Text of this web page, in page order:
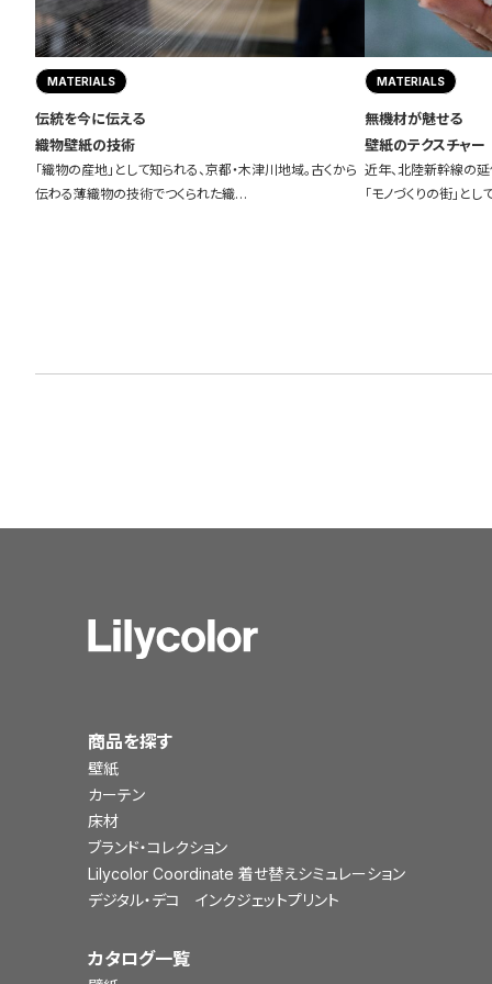
MATERIALS
伝統を今に伝える
織物壁紙の技術
「織物の産地」として知られる、京都・木津川地域。古くから
伝わる薄織物の技術でつくられた織…
MATERIALS
無機材が魅せる
壁紙のテクスチャー
近年、北陸新幹線の
「モノづくりの街」と
商品を探す
壁紙
カーテン
床材
ブランド・コレクション
Lilycolor Coordinate 着せ替えシミュレーション
デジタル・デコ インクジェットプリント
カタログ一覧